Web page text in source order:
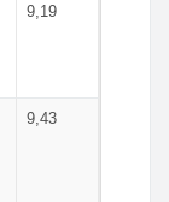
9,19
9,43